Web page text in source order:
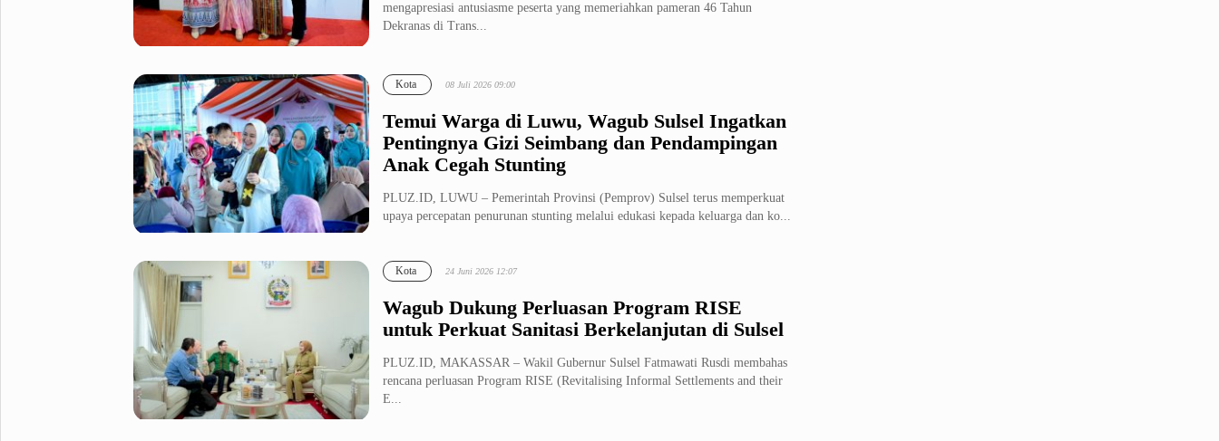
Infotainment
Parenting
mengapresiasi antusiasme peserta yang memeriahkan pameran 46 Tahun
Dekranas di Trans...
Temui Warga di Luwu, Wagub Sulsel Ingatkan
Pentingnya Gizi Seimbang dan Pendampingan
Anak Cegah Stunting
Kota 08 Juli 2026 09:00
PLUZ.ID, LUWU – Pemerintah Provinsi (Pemprov) Sulsel terus memperkuat
upaya percepatan penurunan stunting melalui edukasi kepada keluarga dan ko...
Wagub Dukung Perluasan Program RISE
untuk Perkuat Sanitasi Berkelanjutan di Sulsel
Kota 24 Juni 2026 12:07
PLUZ.ID, MAKASSAR – Wakil Gubernur Sulsel Fatmawati Rusdi membahas
rencana perluasan Program RISE (Revitalising Informal Settlements and their
E...